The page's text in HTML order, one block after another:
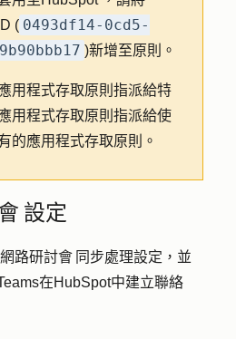
( 0493df14-0cd5-
)新增至原則。
用程式存取原則指派給特
用程式存取原則指派給使
的應用程式存取原則。
設定
路研討會 同步處理設定，並
在HubSpot中建立聯絡